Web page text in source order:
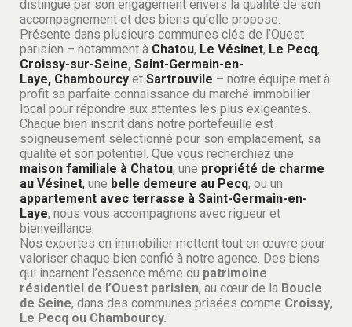
distingue par son engagement envers la qualité de son
accompagnement et des biens qu’elle propose.
Présente dans plusieurs communes clés de l’Ouest
parisien – notamment à Chatou, Le Vésinet, Le Pecq,
Croissy-sur-Seine, Saint-Germain-en-
Laye, Chambourcy et Sartrouvile – notre équipe met à
profit sa parfaite connaissance du marché immobilier
local pour répondre aux attentes les plus exigeantes.
Chaque bien inscrit dans notre portefeuille est
soigneusement sélectionné pour son emplacement, sa
qualité et son potentiel. Que vous recherchiez une
maison familiale à Chatou, une propriété de charme
au Vésinet, une belle demeure au Pecq, ou un
appartement avec terrasse à Saint-Germain-en-
Laye, nous vous accompagnons avec rigueur et
bienveillance.
Nos expertes en immobilier mettent tout en œuvre pour
valoriser chaque bien confié à notre agence. Des biens
qui incarnent l’essence même du patrimoine
résidentiel de l’Ouest parisien, au cœur de la Boucle
de Seine, dans des communes prisées comme Croissy,
Le Pecq ou Chambourcy.